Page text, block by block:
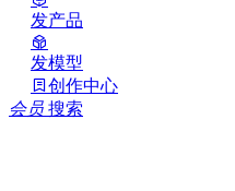
发产品
发模型
创作中心
会员 搜索